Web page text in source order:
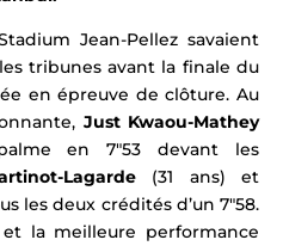
Jean-Pellez savaient
tribunes avant la finale du
en épreuve de clôture. Au
Just Kwaou-Mathey
en 7″53 devant les
Lagarde(31 ans) et
les deux crédités d’un 7″58.
la meilleure performance